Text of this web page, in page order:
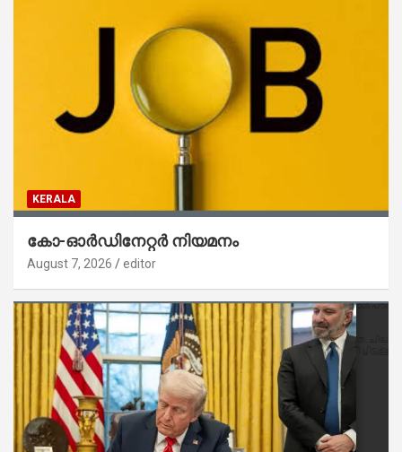
KERALA
കോ-ഓർഡിനേറ്റർ നിയമനം
August 7, 2026 editor